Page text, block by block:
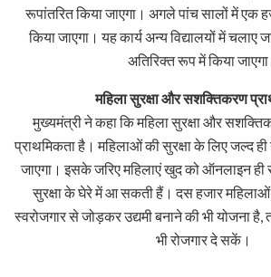
रूपांतरित किया जाएगा। अगले पांच सालों में एक
किया जाएगा। यह कार्य अन्य विद्यालयों में चलाए
अतिरिक्त रूप में किया
महिला सुरक्षा और सशक्तिकरण
मुख्यमंत्री ने कहा कि महिला सुरक्षा और
प्राथमिकता है। महिलाओं की सुरक्षा के लिए जल्द ही
जाएगा। इसके जरिए महिलाएं खुद को ऑनलाइन ही
सुरक्षा के घेरे में आ सकती हैं। दस हजार
स्वरोजगार से जोड़कर उद्यमी बनाने की भी योजना
भी रोजगार दे सकें।